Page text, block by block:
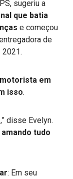
sugeriu a
que batia
e começou
de
2021.
motorista em
isso.
disse Evelyn.
tudo
: Em seu